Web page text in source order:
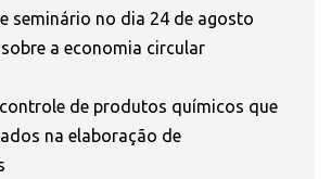
seminário no dia 24 de agosto
a economia circular
de produtos químicos que
na elaboração de